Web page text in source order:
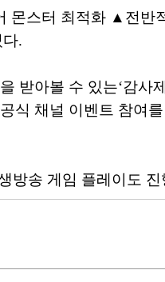
몬스터 최적화 ▲전
.
받아볼 수 있는‘감사
식 채널 이벤트 참여
방송 게임 플레이도 진